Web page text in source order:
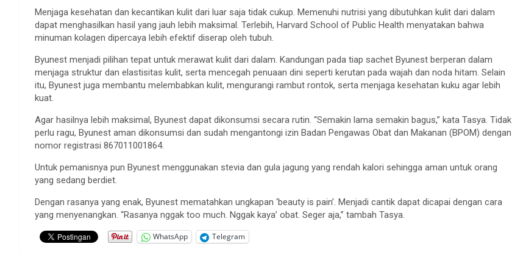
Menjaga kesehatan dan kecantikan kulit dari luar saja tidak cukup. Memenuhi nutrisi yang dibutuhkan kulit dari dalam
dapat menghasilkan hasil yang jauh lebih maksimal. Terlebih, Harvard School of Public Health menyatakan bahwa
minuman kolagen dipercaya lebih efektif diserap oleh tubuh.
Byunest menjadi pilihan tepat untuk merawat kulit dari dalam. Kandungan pada tiap sachet Byunest berperan dalam
menjaga struktur dan elastisitas kulit, serta mencegah penuaan dini seperti kerutan pada wajah dan noda hitam. Selain
itu, Byunest juga membantu melembabkan kulit, mengurangi rambut rontok, serta menjaga kesehatan kuku agar lebih
kuat.
Agar hasilnya lebih maksimal, Byunest dapat dikonsumsi secara rutin. “Semakin lama semakin bagus,” kata Tasya. Tidak
perlu ragu, Byunest aman dikonsumsi dan sudah mengantongi izin Badan Pengawas Obat dan Makanan (BPOM) dengan
nomor registrasi 867011001864.
Untuk pemanisnya pun Byunest menggunakan stevia dan gula jagung yang rendah kalori sehingga aman untuk orang
yang sedang berdiet.
Dengan rasanya yang enak, Byunest mematahkan ungkapan ‘beauty is pain’. Menjadi cantik dapat dicapai dengan cara
yang menyenangkan. “Rasanya nggak too much. Nggak kaya’ obat. Seger aja,” tambah Tasya.
WhatsApp Telegram